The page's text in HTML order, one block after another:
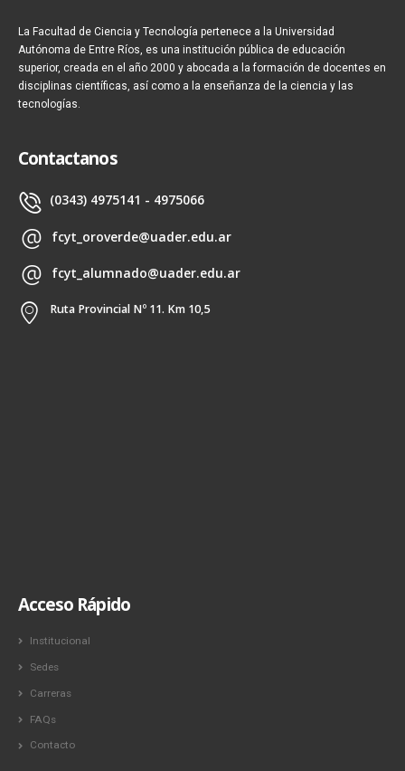
La Facultad de Ciencia y Tecnología pertenece a la Universidad
Autónoma de Entre Ríos, es una institución pública de educación
superior, creada en el año 2000 y abocada a la formación de docentes en
disciplinas científicas, así como a la enseñanza de la ciencia y las
tecnologías.
Contactanos
(0343) 4975141 - 4975066
fcyt_oroverde@uader.edu.ar
fcyt_alumnado@uader.edu.ar
Ruta Provincial Nº 11. Km 10,5
Acceso Rápido
Institucional
Sedes
Carreras
FAQs
Contacto